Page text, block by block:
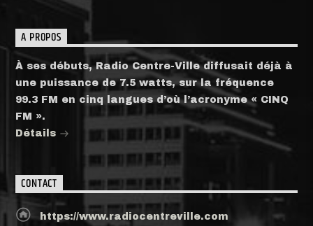
A PROPOS
À ses débuts, Radio Centre-Ville diffusait déjà à
une puissance de 7.5 watts, sur la fréquence
99.3 FM en cinq langues d’où l’acronyme « CINQ
FM ».
Détails
CONTACT
https://www.radiocentreville.com